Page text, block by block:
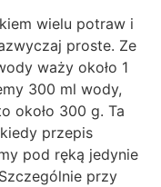
wielu potraw i
proste. Ze
waży około 1
300 ml wody,
około 300 g. Ta
przepis
pod ręką jedynie
przy